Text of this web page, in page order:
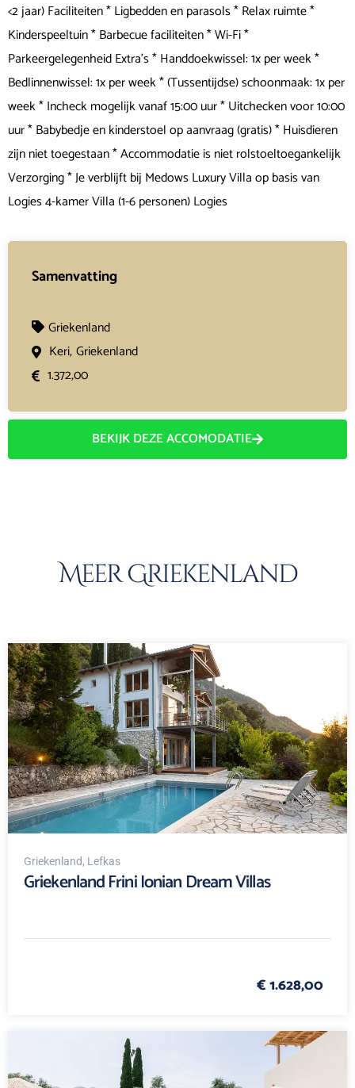
<2 jaar) Faciliteiten * Ligbedden en parasols * Relax ruimte *
Kinderspeeltuin * Barbecue faciliteiten * Wi-Fi *
Parkeergelegenheid Extra's * Handdoekwissel: 1x per week *
Bedlinnenwissel: 1x per week * (Tussentijdse) schoonmaak: 1x per
week * Incheck mogelijk vanaf 15:00 uur * Uitchecken voor 10:00
uur * Babybedje en kinderstoel op aanvraag (gratis) * Huisdieren
zijn niet toegestaan * Accommodatie is niet rolstoeltoegankelijk
Verzorging * Je verblijft bij Medows Luxury Villa op basis van
Logies 4-kamer Villa (1-6 personen) Logies
Samenvatting
Griekenland
Keri,Griekenland
1.372,00
BEKIJK DEZE ACCOMODATIE
Meer Griekenland
Griekenland, Lefkas
Griekenland Frini Ionian Dream Villas
€ 1.628,00